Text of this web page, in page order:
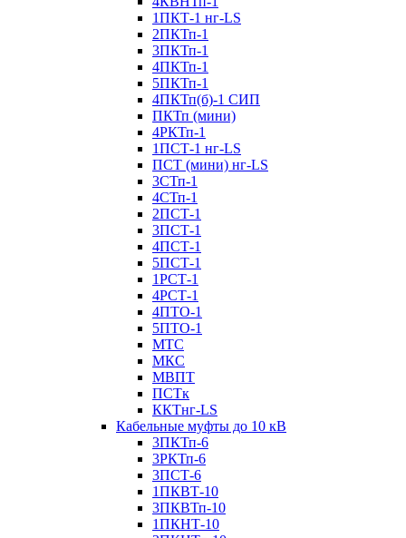
1ПКТ-1 нг-LS
2ПКТп-1
3ПКТп-1
4ПКТп-1
5ПКТп-1
4ПКТп(б)-1 СИП
ПКТп (мини)
4РКТп-1
1ПСТ-1 нг-LS
ПСТ (мини) нг-LS
3СТп-1
4СТп-1
2ПСТ-1
3ПСТ-1
4ПСТ-1
5ПСТ-1
1РСТ-1
4РСТ-1
4ПТО-1
5ПТО-1
МТС
МКС
МВПТ
ПСТк
ККТнг-LS
Кабельные муфты до 10 кВ
3ПКТп-6
3РКТп-6
3ПСТ-6
1ПКВТ-10
3ПКВТп-10
1ПКНТ-10